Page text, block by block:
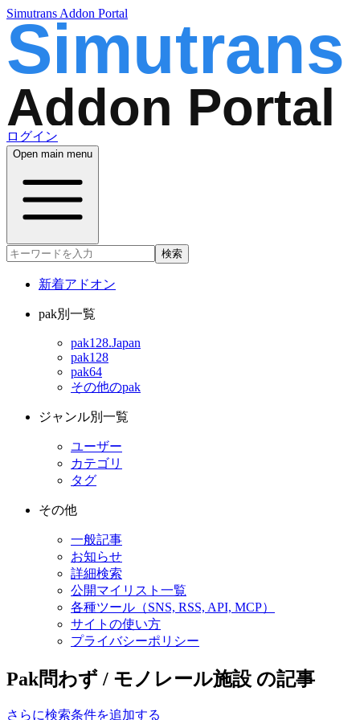
Simutrans Addon Portal
ログイン
Open main menu
検索
新着アドオン
pak別一覧
pak128.Japan
pak128
pak64
その他のpak
ジャンル別一覧
ユーザー
カテゴリ
タグ
その他
一般記事
お知らせ
詳細検索
公開マイリスト一覧
各種ツール（SNS, RSS, API, MCP）
サイトの使い方
プライバシーポリシー
Pak問わず / モノレール施設 の記事
さらに検索条件を追加する